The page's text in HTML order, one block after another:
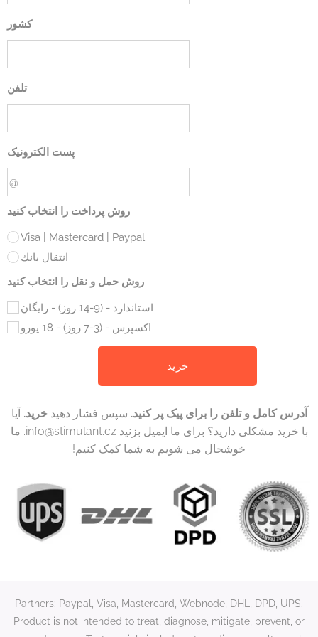
کشور
تلفن
پست الکترونیک
روش پرداخت را انتخاب کنید
Visa | Mastercard | Paypal
انتقال بانك
روش حمل و نقل را انتخاب کنید
استاندارد - (9-14 روز) - رایگان
اکسپرس - (3-7 روز) - 18 یورو
خرید
آدرس کامل و تلفن را برای پیک پر کنید. سپس فشار دهید خرید. آیا
با خرید مشکلی دارید؟ برای ما ایمیل بزنید info@stimulant.cz. ما
خوشحال می شویم به شما کمک کنیم!
Partners: Paypal, Visa, Mastercard, Webnode, DHL, DPD, UPS.
Product is not intended to treat, diagnose, mitigate, prevent, or